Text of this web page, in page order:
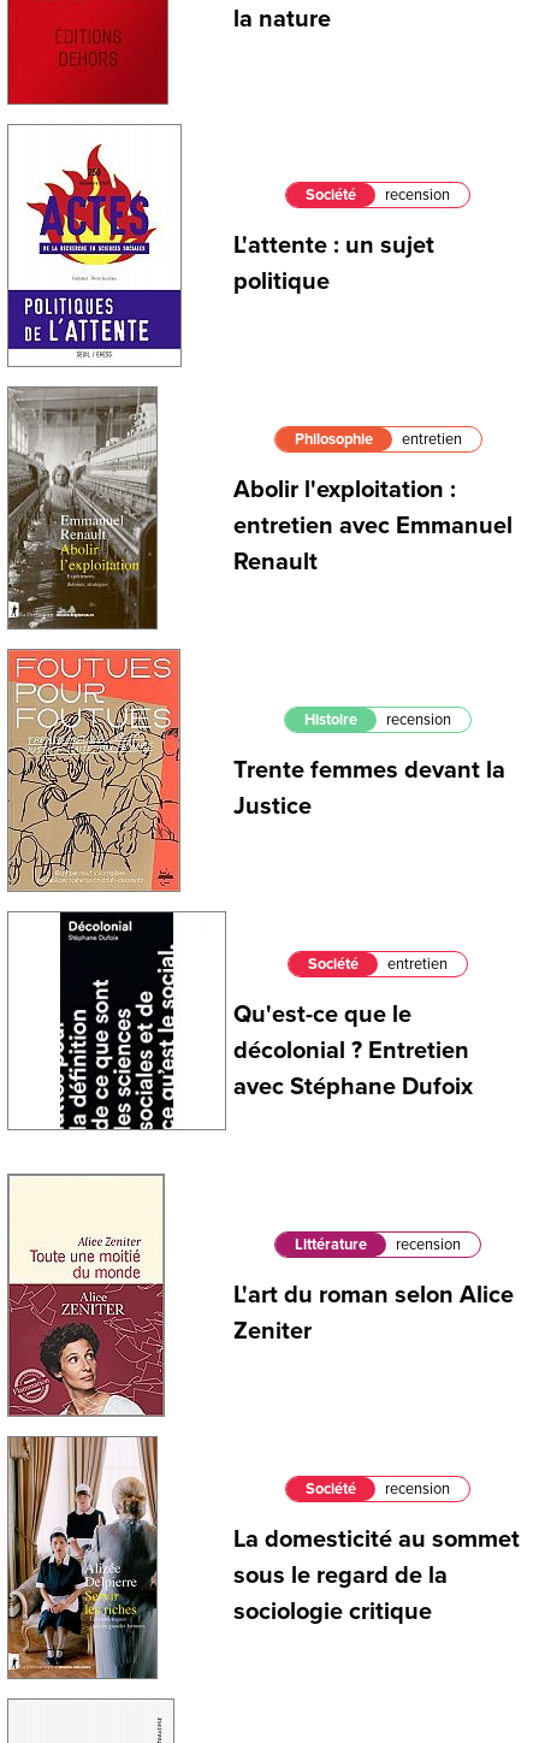
la nature
Société recension
L'attente : un sujet
politique
Philosophie entretien
Abolir l'exploitation :
entretien avec Emmanuel
Renault
Histoire recension
Trente femmes devant la
Justice
Société entretien
Qu'est-ce que le
décolonial ? Entretien
avec Stéphane Dufoix
Littérature recension
L'art du roman selon Alice
Zeniter
Société recension
La domesticité au sommet
sous le regard de la
sociologie critique